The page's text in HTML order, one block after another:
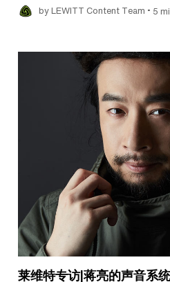
by LEWITT Content Team • 5
莱维特专访|蒋亮的声音系统